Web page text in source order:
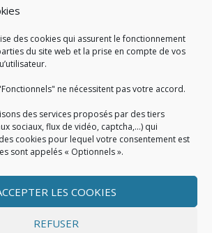
des cookies qui assurent le fonctionnement
du site web et la prise en compte de vos
ne nécessitent pas votre accord.
des services proposés par des tiers
sociaux, flux de vidéo, captcha,...) qui
cookies pour lequel votre consentement est
sont appelés « Optionnels ».
LES COOKIES
REFUSER
Politique de cookies